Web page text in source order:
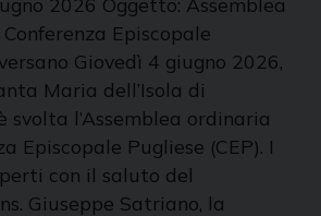
Episcopale
Giovedì 4 giugno 2026,
Maria dell’Isola di
svolta l’Assemblea ordinaria
Episcopale Pugliese (CEP). I
con il saluto del
Giuseppe Satriano, la